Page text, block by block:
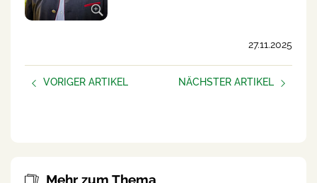
27.11.2025
VORIGER ARTIKEL
NÄCHSTER ARTIKEL
Mehr zum Thema